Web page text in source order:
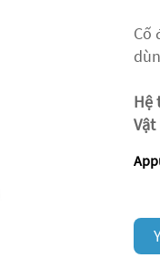
Cố
Hệ